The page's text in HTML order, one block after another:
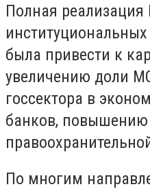
Полная реализация
была привести к
увеличению доли
госсектора в
банков, повышению
По многим